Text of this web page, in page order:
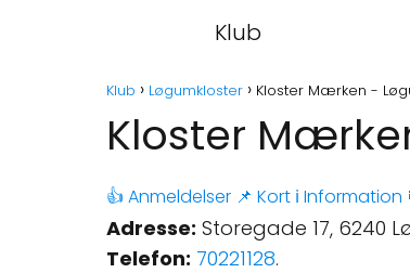
Klub
Klub Løgumkloster Kloster Mærken -
Kloster
👍 Anmeldelser 📌 Kort ℹ️ Information
Adresse: Storegade 17, 6240
Telefon: 70221128.